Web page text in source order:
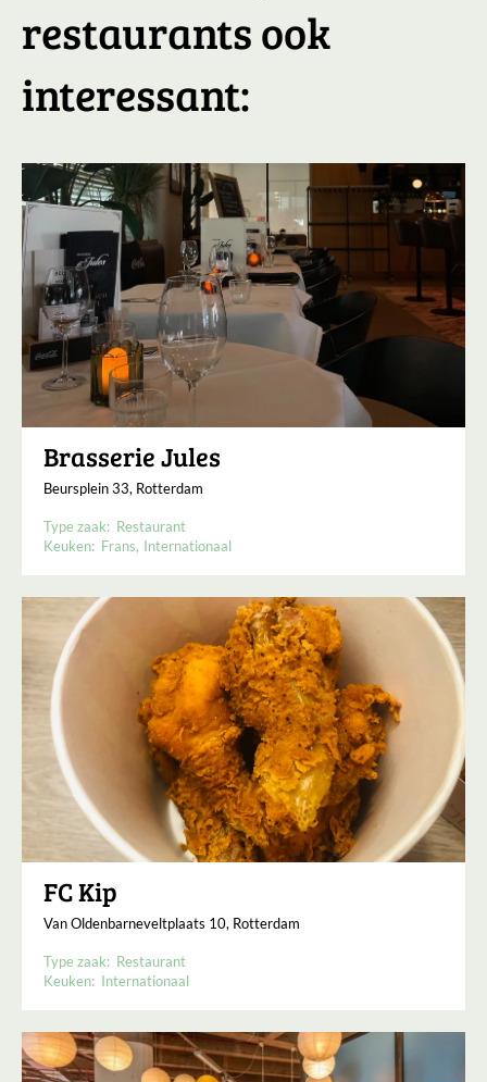
restaurants ook
interessant:
Brasserie Jules
Beursplein 33, Rotterdam
Type zaak: Restaurant
Keuken: Frans Internationaal
FC Kip
Van Oldenbarneveltplaats 10, Rotterdam
Type zaak: Restaurant
Keuken: Internationaal